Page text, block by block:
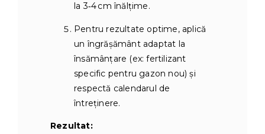
la 3‑4 cm înălţime.
Pentru rezultate optime, aplică
un îngrășământ adaptat la
însămânțare (ex: fertilizant
specific pentru gazon nou) şi
respectă calendarul de
întreținere.
Rezultat: